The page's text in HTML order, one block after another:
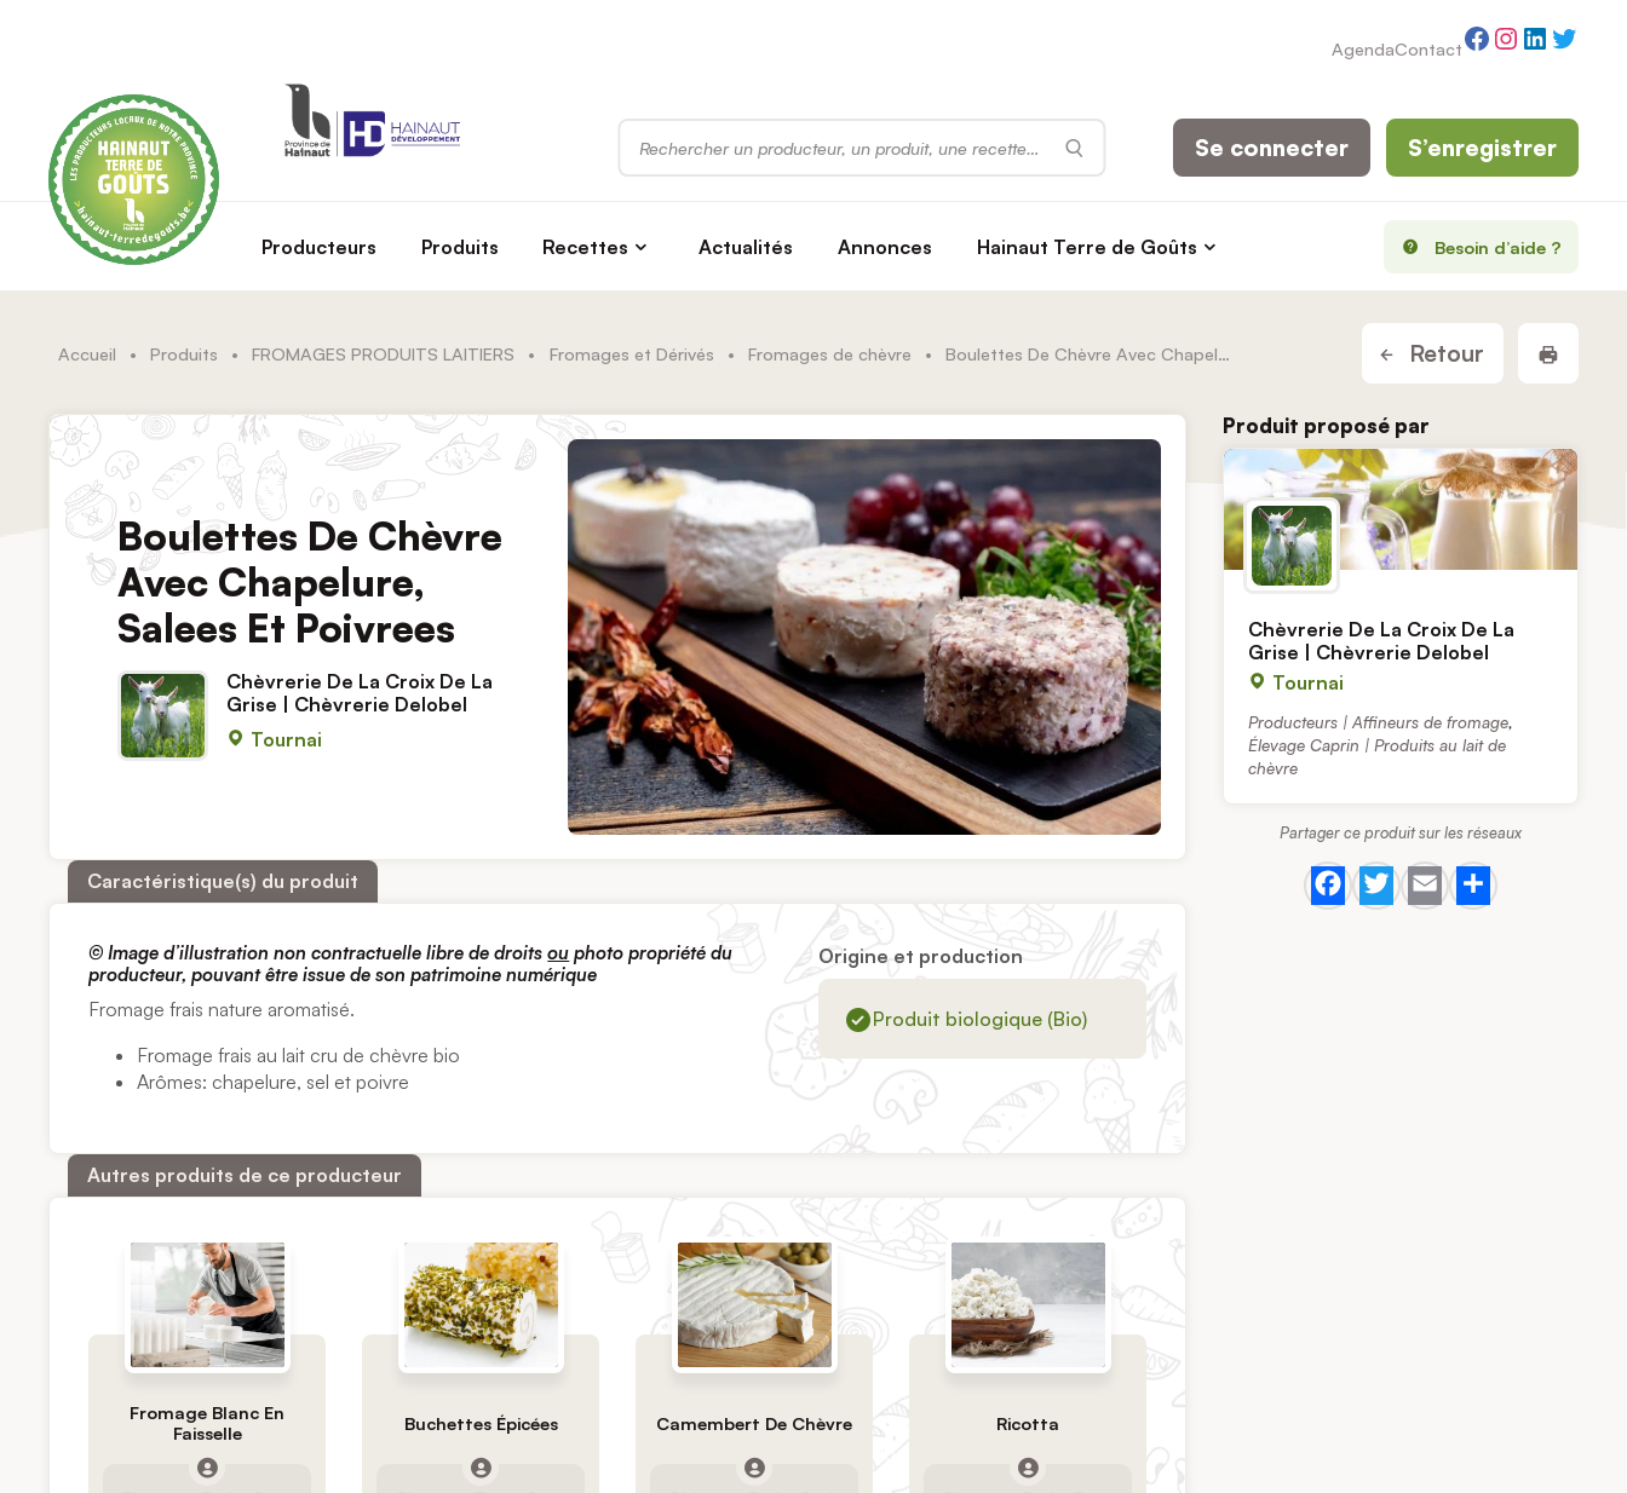
AgendaContactFacebook
Instagram
Rechercher
Producteurs Produits Recettes Actualités Annonces Hainaut Terre de Goûts Besoin d’aide ?
Se connecter S’enregistrer
Accueil • Produits • FROMAGES PRODUITS LAITIERS • Fromages et Dérivés • Fromages de chèvre • Boulettes De Chèvre Avec Chapelure, Salees Et Poivrees Retour
Boulettes De Chèvre
Avec Chapelure,
Salees Et Poivrees
Chèvrerie De La Croix De La
Grise | Chèvrerie Delobel
Tournai
Caractéristique(s) du produit
© Image d’illustration non contractuelle libre de droits ou photo propriété du
producteur, pouvant être issue de son patrimoine numérique
Fromage frais nature aromatisé.
Fromage frais au lait cru de chèvre bio
Arômes: chapelure, sel et poivre
Origine et production
Produit biologique (Bio)
Autres produits de ce producteur
Fromage Blanc En
Faisselle
Buchettes Épicées Camembert De Chèvre Ricotta
Produit proposé par
Chèvrerie De La Croix De La
Grise | Chèvrerie Delobel
Tournai
Producteurs | Affineurs de fromage,
Élevage Caprin | Produits au lait de
chèvre
Partager ce produit sur les réseaux
Facebook
Twitter
EmailShare